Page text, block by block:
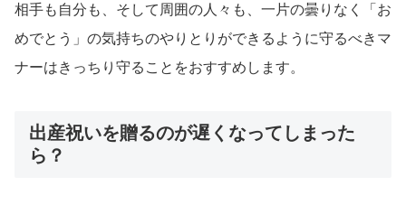
相手も自分も、そして周囲の人々も、一片の曇りなく「お
めでとう」の気持ちのやりとりができるように守るべきマ
ナーはきっちり守ることをおすすめします。
出産祝いを贈るのが遅くなってしまった
ら？